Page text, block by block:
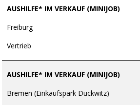
AUSHILFE* IM VERKAUF (MINIJOB)
Freiburg
Vertrieb
AUSHILFE* IM VERKAUF (MINIJOB)
Bremen (Einkaufspark Duckwitz)